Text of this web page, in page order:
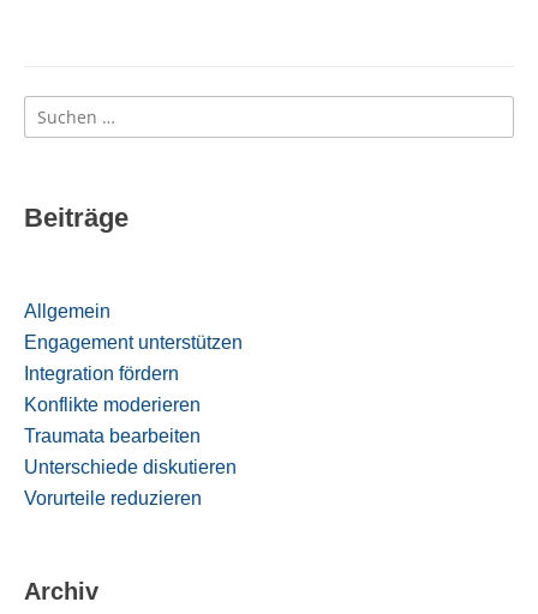
Suchen
nach:
Beiträge
Allgemein
Engagement unterstützen
Integration fördern
Konflikte moderieren
Traumata bearbeiten
Unterschiede diskutieren
Vorurteile reduzieren
Archiv